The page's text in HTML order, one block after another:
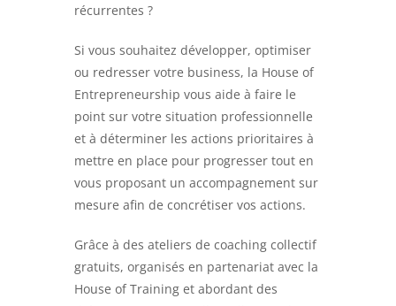
CALENDRIER
ÉVÉNEMENTS
récurrentes ?
Si vous souhaitez développer, optimiser
ou redresser votre business, la House of
Entrepreneurship vous aide à faire le
point sur votre situation professionnelle
et à déterminer les actions prioritaires à
mettre en place pour progresser tout en
vous proposant un accompagnement sur
mesure afin de concrétiser vos actions.
Grâce à des ateliers de coaching collectif
gratuits, organisés en partenariat avec la
House of Training et abordant des